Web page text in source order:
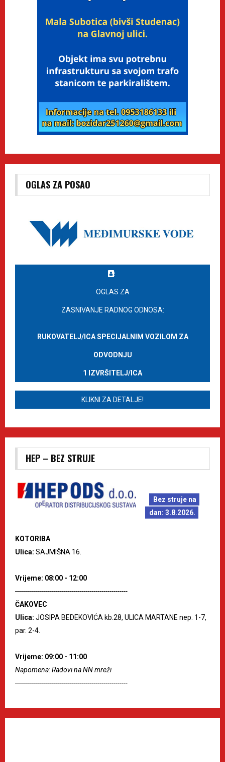
OGLAS ZA POSAO
OGLAS ZA
ZASNIVANJE RADNOG ODNOSA:
RUKOVATELJ/ICA SPECIJALNIM VOZILOM ZA
ODVODNJU
1 IZVRŠITELJ/ICA
KLIKNI ZA DETALJE!
HEP – BEZ STRUJE
Bez struje na
dan: 3.8.2026.
KOTORIBA
Ulica: SAJMIŠNA 16.
Vrijeme: 08:00 - 12:00
--------------------------------------------------------
ČAKOVEC
Ulica: JOSIPA BEDEKOVIĆA kb.28, ULICA MARTANE nep. 1-7,
par. 2-4.
Vrijeme: 09:00 - 11:00
Napomena: Radovi na NN mreži
--------------------------------------------------------